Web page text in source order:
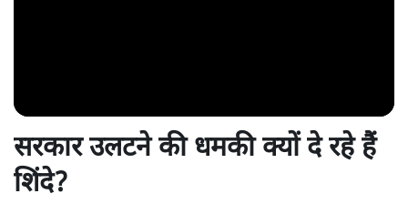
सरकार उलटने की धमकी क्यों दे रहे हैं
शिंदे?